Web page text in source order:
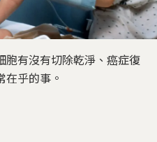
胞有沒有切除乾淨、癌症復
乎的事。